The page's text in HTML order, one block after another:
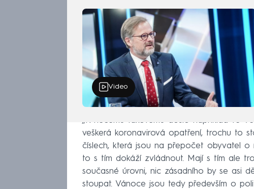
Video
„K něčemu takovému došlo například ve
veškerá koronavirová opatření, trochu to
číslech, která jsou na přepočet obyvatel
to s tím dokáží zvládnout. Mají s tím ale
současné úrovni, nic zásadního by se asi
stoupat. Vánoce jsou tedy především o